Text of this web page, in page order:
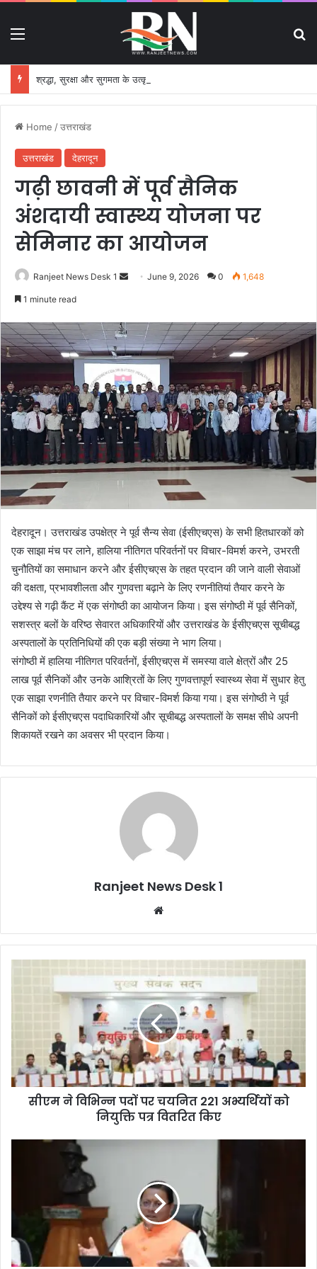
Home /उत्तराखंड
उत्तराखंड देहरादून
गढ़ी छावनी में पूर्व सैनिक
अंशदायी स्वास्थ्य योजना पर
सेमिनार का आयोजन
Ranjeet News Desk 1
d
a
n
e
m
a
i
l
June 9, 2026 0 1,648
1 minute read
देहरादून। उत्तराखंड उपक्षेत्र ने पूर्व सैन्य सेवा (ईसीएचएस) के सभी हितधारकों को
एक साझा मंच पर लाने, हालिया नीतिगत परिवर्तनों पर विचार-विमर्श करने, उभरती
चुनौतियों का समाधान करने और ईसीएचएस के तहत प्रदान की जाने वाली सेवाओं
की दक्षता, प्रभावशीलता और गुणवत्ता बढ़ाने के लिए रणनीतियां तैयार करने के
उद्देश्य से गढ़ी कैंट में एक संगोष्ठी का आयोजन किया। इस संगोष्ठी में पूर्व सैनिकों,
सशस्त्र बलों के वरिष्ठ सेवारत अधिकारियों और उत्तराखंड के ईसीएचएस सूचीबद्ध
अस्पतालों के प्रतिनिधियों की एक बड़ी संख्या ने भाग लिया।
संगोष्ठी में हालिया नीतिगत परिवर्तनों, ईसीएचएस में समस्या वाले क्षेत्रों और 25
लाख पूर्व सैनिकों और उनके आश्रितों के लिए गुणवत्तापूर्ण स्वास्थ्य सेवा में सुधार हेतु
एक साझा रणनीति तैयार करने पर विचार-विमर्श किया गया। इस संगोष्ठी ने पूर्व
सैनिकों को ईसीएचएस पदाधिकारियों और सूचीबद्ध अस्पतालों के समक्ष सीधे अपनी
शिकायतें रखने का अवसर भी प्रदान किया।
Ranjeet News Desk 1
te
सीएम ने विभिन्न पदों पर चयनित 221 अभ्यर्थियों को
नियुक्ति पत्र वितरित किए